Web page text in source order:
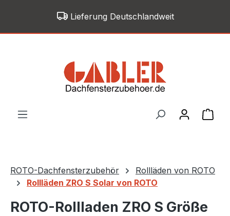
Zum Hauptinhalt springenLieferung Deutschlandweit
ROTO-Dachfensterzubehör
Rollläden von ROTO
Rollläden ZRO S Solar von ROTO
ROTO-Rollladen ZRO S Größe